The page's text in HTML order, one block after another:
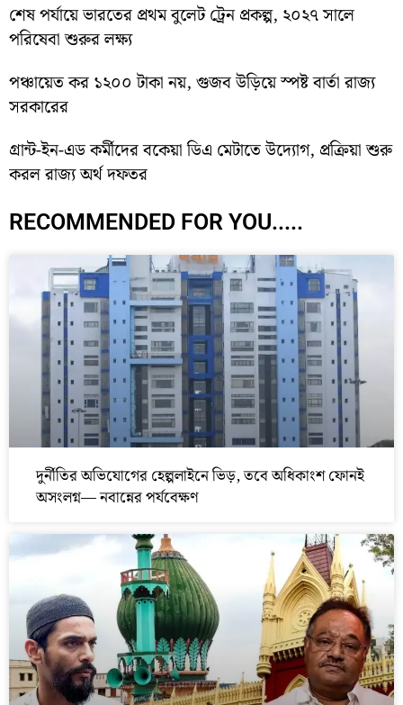
শেষ পর্যায়ে ভারতের প্রথম বুলেট ট্রেন প্রকল্প, ২০২৭ সালে
পরিষেবা শুরুর লক্ষ্য
পঞ্চায়েত কর ১২০০ টাকা নয়, গুজব উড়িয়ে স্পষ্ট বার্তা রাজ্য
সরকারের
গ্রান্ট-ইন-এড কর্মীদের বকেয়া ডিএ মেটাতে উদ্যোগ, প্রক্রিয়া শুরু
করল রাজ্য অর্থ দফতর
RECOMMENDED FOR YOU.....
দুর্নীতির অভিযোগের হেল্পলাইনে ভিড়, তবে অধিকাংশ ফোনই
অসংলগ্ন— নবান্নের পর্যবেক্ষণ